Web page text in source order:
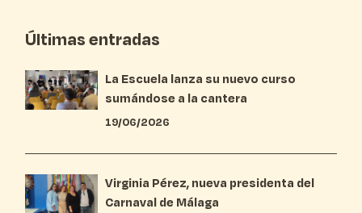
Últimas entradas
La Escuela lanza su nuevo curso
sumándose a la cantera
19/06/2026
Virginia Pérez, nueva presidenta del
Carnaval de Málaga